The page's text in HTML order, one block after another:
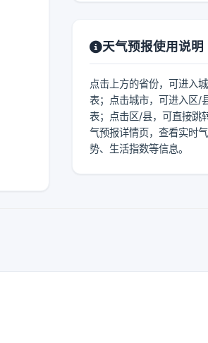
天气预报使用说明
点击上方的省份，可进入
表；点击城市，可进入区/
表；点击区/县，可直接跳
气预报详情页，查看实时
势、生活指数等信息。